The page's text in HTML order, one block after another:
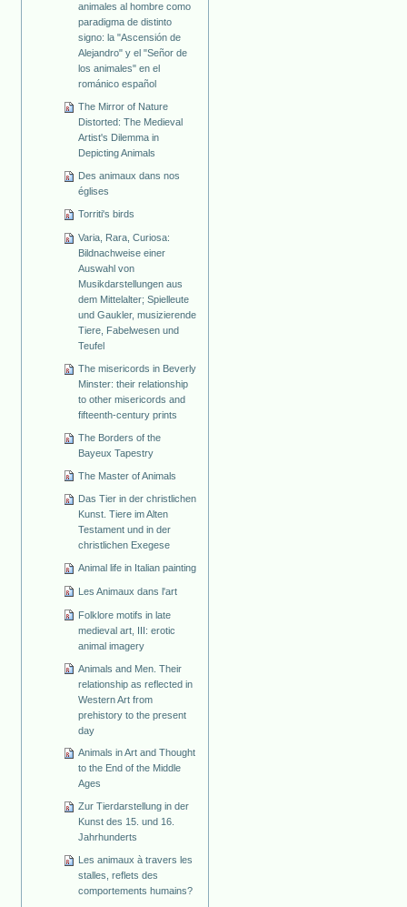
animales al hombre como
paradigma de distinto
signo: la "Ascensión de
Alejandro" y el "Señor de
los animales" en el
románico español
The Mirror of Nature
Distorted: The Medieval
Artist's Dilemma in
Depicting Animals
Des animaux dans nos
églises
Torriti's birds
Varia, Rara, Curiosa:
Bildnachweise einer
Auswahl von
Musikdarstellungen aus
dem Mittelalter; Spielleute
und Gaukler, musizierende
Tiere, Fabelwesen und
Teufel
The misericords in Beverly
Minster: their relationship
to other misericords and
fifteenth-century prints
The Borders of the
Bayeux Tapestry
The Master of Animals
Das Tier in der christlichen
Kunst. Tiere im Alten
Testament und in der
christlichen Exegese
Animal life in Italian painting
Les Animaux dans l'art
Folklore motifs in late
medieval art, III: erotic
animal imagery
Animals and Men. Their
relationship as reflected in
Western Art from
prehistory to the present
day
Animals in Art and Thought
to the End of the Middle
Ages
Zur Tierdarstellung in der
Kunst des 15. und 16.
Jahrhunderts
Les animaux à travers les
stalles, reflets des
comportements humains?